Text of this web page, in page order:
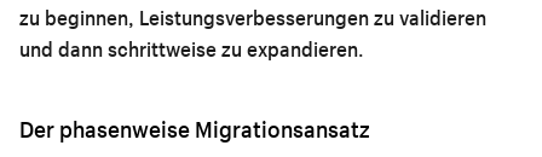
zu beginnen, Leistungsverbesserungen zu validieren
und dann schrittweise zu expandieren.
Der phasenweise Migrationsansatz